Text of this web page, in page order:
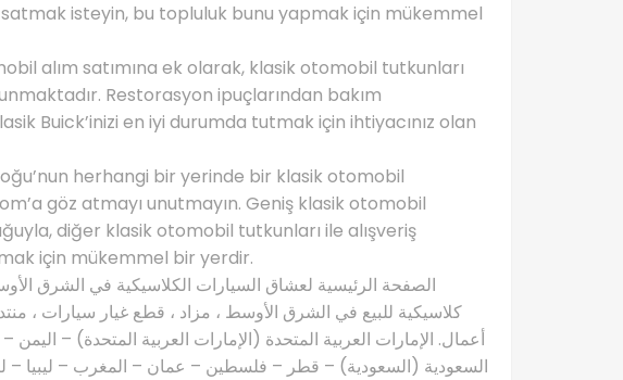
isteyin, bu topluluk bunu yapmak için mükemmel
alım satımına ek olarak, klasik otomobil tutkunları
Restorasyon ipuçlarından bakım
Buick’inizi en iyi durumda tutmak için ihtiyacınız olan
herhangi bir yerinde bir klasik otomobil
göz atmayı unutmayın. Geniş klasik otomobil
diğer klasik otomobil tutkunları ile alışveriş
için mükemmel bir yerdir.
كلاسيكية للبيع في الشرق الأوسط ، مزاد ، قطع غيار سيارات ،
أعمال. الإمارات العربية المتحدة (الإمارات العربية المتحدة) –
السعودية (السعودية) – قطر – فلسطين – عمان – المغرب – ليبيا –